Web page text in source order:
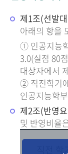
제1조(선발
아래의 항을
① 인공지능
3.0(실점 80
대상자에서
② 직전학기
인공지능학
제2조(반영
및 반영비율
직전